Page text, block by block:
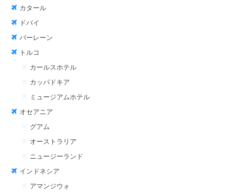
カタール
ドバイ
バーレーン
トルコ
カールスホテル
カッパドキア
ミュージアムホテル
オセアニア
グアム
オーストラリア
ニュージーランド
インドネシア
アマンジウォ